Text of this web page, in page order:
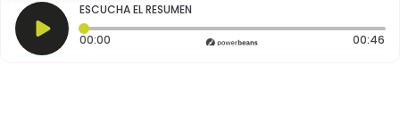
ESCUCHA EL RESUMEN
00:00 Tiempo transcurrido: 0 segundos 00:46